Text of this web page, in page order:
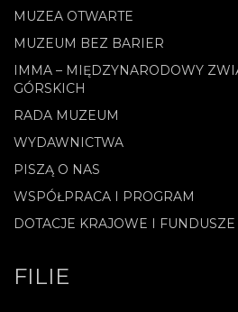
MUZEA OTWARTE
MUZEUM BEZ BARIER
IMMA – MIĘDZYNARODOWY
GÓRSKICH
RADA MUZEUM
WYDAWNICTWA
PISZĄ O NAS
WSPÓŁPRACA I PROGRAM
DOTACJE KRAJOWE I
FILIE